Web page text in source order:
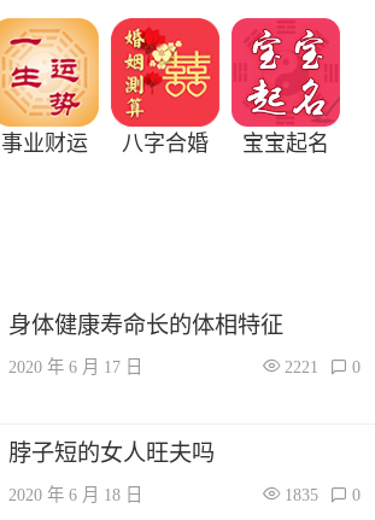
事业财运 八字合婚 宝宝起名
身体健康寿命长的体相特征
2020 年 6 月 17 日 2221 0
脖子短的女人旺夫吗
2020 年 6 月 18 日 1835 0